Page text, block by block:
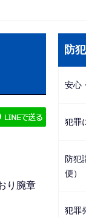
り腕章
ブ
ビ
ー
ョ
ン
こ
防犯
安心
犯罪
防犯
便）
犯罪